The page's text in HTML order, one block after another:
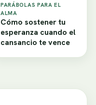
PARÁBOLAS PARA EL
ALMA
Cómo sostener tu
esperanza cuando el
cansancio te vence